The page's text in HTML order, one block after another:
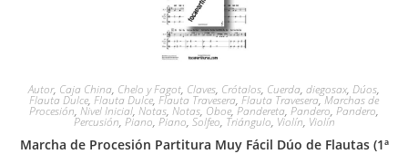
Autor, Caja China, Chelo y Fagot, Claves, Crótalos, Cuerda, diegosax, Dúos,
Flauta Dulce, Flauta Dulce, Flauta Travesera, Flauta Travesera,Marchas de
Procesión, Nivel Inicial, Notas, Notas, Oboe,Pandereta, Pandero, Pandero,
Percusión, Piano, Piano, Solfeo, Triángulo, Violín, Violín
Marcha de Procesión Partitura Muy Fácil Dúo de Flautas (1ª